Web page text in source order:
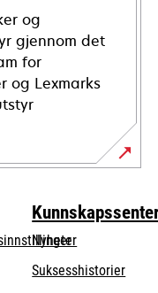
og
gjennom det
for
og Lexmarks
Nyheter
Suksesshistorier